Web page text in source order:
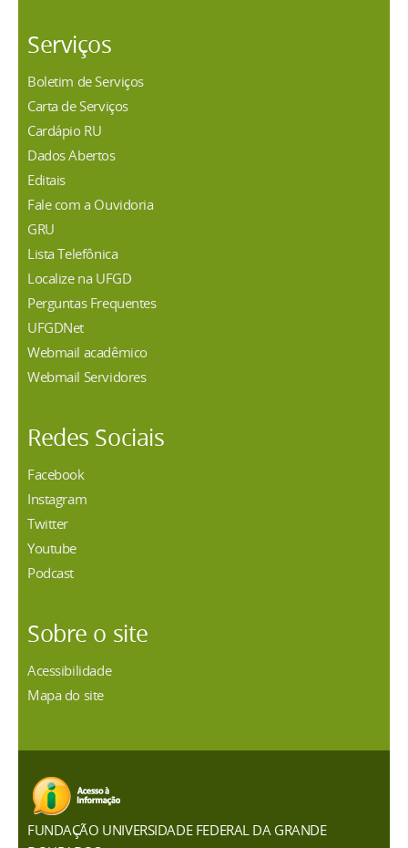
Serviços
Boletim de Serviços
Carta de Serviços
Cardápio RU
Dados Abertos
Editais
Fale com a Ouvidoria
GRU
Lista Telefônica
Localize na UFGD
Perguntas Frequentes
UFGDNet
Webmail acadêmico
Webmail Servidores
Redes Sociais
Facebook
Instagram
Twitter
Youtube
Podcast
Sobre o site
Acessibilidade
Mapa do site
FUNDAÇÃO UNIVERSIDADE FEDERAL DA GRANDE